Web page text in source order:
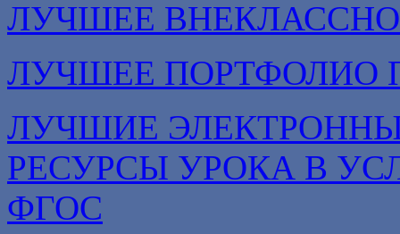
ЛУЧШЕЕ
ЛУЧШЕЕ ПОРТФОЛИО
ЛУЧШИЕ
РЕСУРСЫ УРОКА В
ФГОС